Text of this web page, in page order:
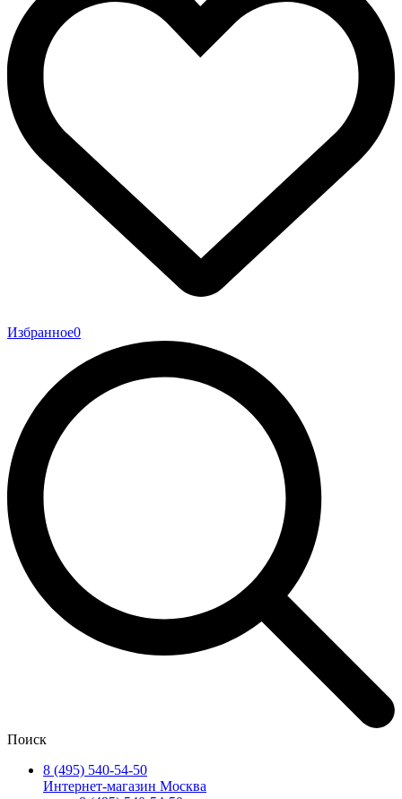
Избранное0
Поиск
8 (495) 540-54-50
Интернет-магазин Москва